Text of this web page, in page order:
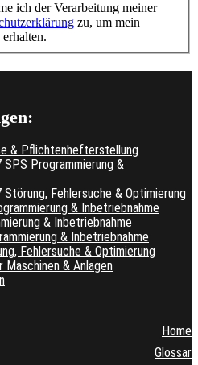
ich der Verarbeitung meiner
zu, um mein
& Pflichtenhefterstellung
Programmierung &
Fehlersuche & Optimierung
& Inbetriebnahme
& Inbetriebnahme
& Inbetriebnahme
Fehlersuche & Optimierung
& Anlagen
Home
Glossar